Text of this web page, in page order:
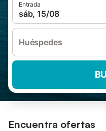
Entrada
sáb, 15/08
Huéspedes
Encuentra ofertas